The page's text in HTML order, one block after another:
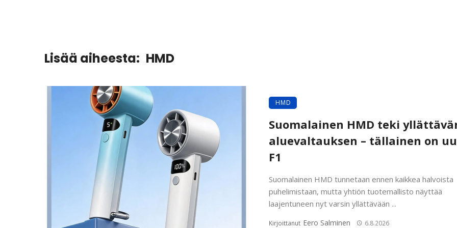
Lisää aiheesta: HMD
HMD
Suomalainen HMD teki
aluevaltauksen – tällainen on
F1
Suomalainen HMD tunnetaan ennen kaikkea halvoista
puhelimistaan, mutta yhtiön tuotemallisto näyttää
laajentuneen nyt varsin yllättävään ...
Kirjoittanut Eero Salminen 6.8.2026